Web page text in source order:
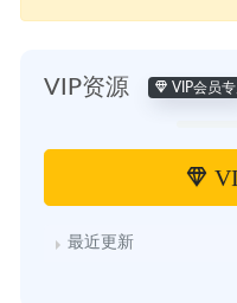
VIP资源 VIP会员
最近更新